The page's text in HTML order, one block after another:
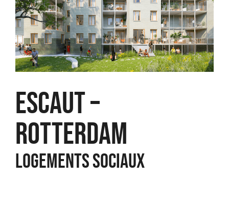
Escaut –
Rotterdam
Logements sociaux